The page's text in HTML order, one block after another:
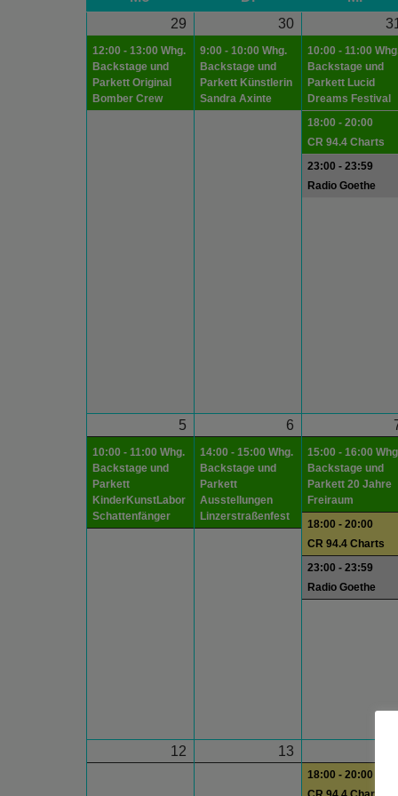
29
12:00 - 13:00 Whg.
Backstage und
Parkett Original
Bomber Crew
30
9:00 - 10:00 Whg.
Backstage und
Parkett Künstlerin
Sandra Axinte
10:00 - 11:00
Backstage und
Parkett Lucid
Dreams Festival
18:00 - 20:00
CR 94.4 Charts
23:00 - 23:59
Radio Goethe
5
10:00 - 11:00 Whg.
Backstage und
Parkett
KinderKunstLabor
Schattenfänger
6
14:00 - 15:00 Whg.
Backstage und
Parkett
Ausstellungen
Linzerstraßenfest
15:00 - 16:00
Backstage und
Parkett 20 Jahre
Freiraum
18:00 - 20:00
CR 94.4 Charts
23:00 - 23:59
Radio Goethe
12 13
18:00 - 20:00